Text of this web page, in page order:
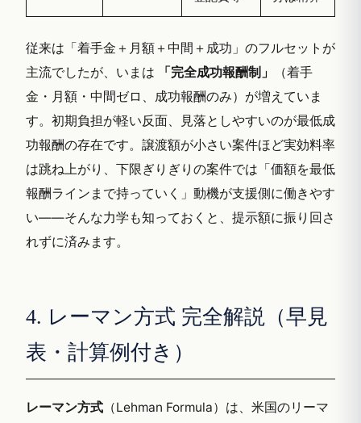
従来は「着手金＋月額＋中間＋成功」のフルセットが
主流でしたが、いまは
「完全成功報酬制」
（着手
金・月額・中間ゼロ、成功報酬のみ）が増えていま
す。初期負担が軽い反面、見落としやすいのが最低成
功報酬の存在です。譲渡額が小さい案件ほど実効料率
は跳ね上がり、下限ぎりぎりの案件では「価額を最低
報酬ラインまで持っていく」動機が支援側に働きやす
い——そんな力学も知っておくと、提示額に振り回さ
れずに済みます。
4. レーマン方式 完全解説（早見
表・計算例付き）
レーマン方式 （Lehman Formula）は、米国のリーマ